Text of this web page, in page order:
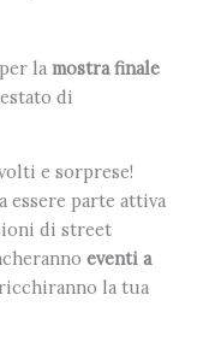
la mostra finale
di
e sorprese!
essere parte attiva
di street
eventi a
la tua